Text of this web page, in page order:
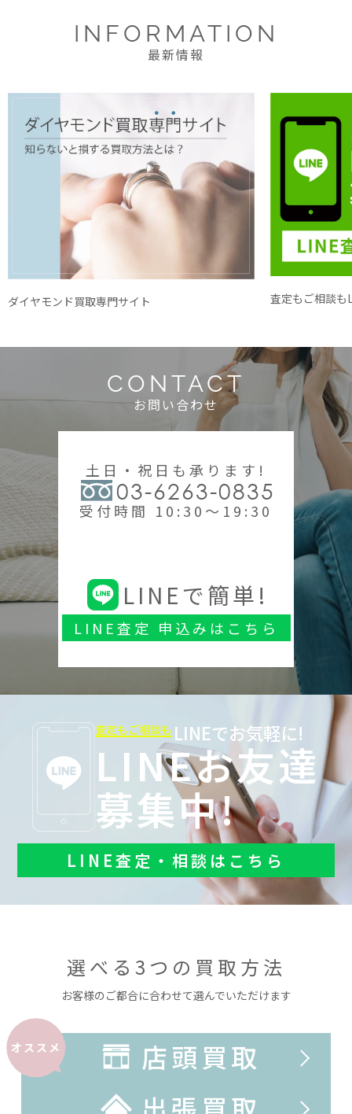
INFORMATION
最新情報
ダイヤモンド買取専門サイト 査定もご相談も
CONTACT
お問い合わせ
土日・祝日も承ります!
03-6263-0835
受付時間 10:30～19:30
LINEで簡単!
LINE査定 申込みはこちら
査定もご相談も LINEでお気軽に!
LINEお友達
募集中!
LINE査定・相談はこちら
選べる3つの買取方法
お客様のご都合に合わせて選んでいただけます
オススメ
店頭買取